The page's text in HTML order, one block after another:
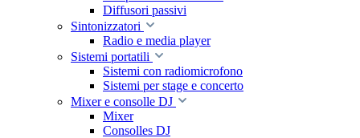
Diffusori passivi
Sintonizzatori
Radio e media player
Sistemi portatili
Sistemi con radiomicrofono
Sistemi per stage e concerto
Mixer e consolle DJ
Mixer
Consolles DJ